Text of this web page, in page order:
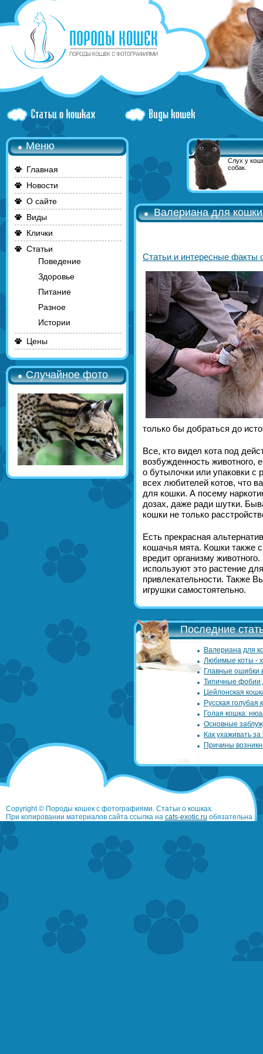
Меню
Главная
Новости
О сайте
Виды
Клички
Статьи
Поведение
Здоровье
Питание
Разное
Истории
Цены
Случайное фото
Слух у
собак.
Валериана для
Статьи и интересные факты
только бы добраться до
Все, кто видел кота под
возбужденность животного,
о бутылочки или упаковки с
всех любителей котов, что
для кошки. А посему
дозах, даже ради шутки.
кошки не только
Есть прекрасная
кошачья мята. Кошки также
вредит организму
используют это растение
привлекательности. Также
игрушки самостоятельно.
Последние
Валериана для
Любимые коты -
Главные ошибки
Типичные фобии
Цейлонская
Русская голубая
Голая кошка:
Основные
Как ухаживать
Причины
Copyright © Породы кошек с фотографиями. Статьи о кошках.
При копировании материалов сайта ссылка на cats-exotic.ru обязательна